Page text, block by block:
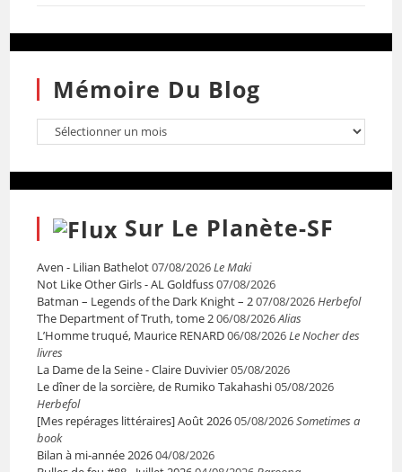
Mémoire Du Blog
Sur Le Planète-SF
Aven - Lilian Bathelot07/08/2026Le Maki
Not Like Other Girls - AL Goldfuss07/08/2026
Batman – Legends of the Dark Knight – 207/08/2026Herbefol
The Department of Truth, tome 206/08/2026Alias
L’Homme truqué, Maurice RENARD06/08/2026Le Nocher des
livres
La Dame de la Seine - Claire Duvivier05/08/2026
Le dîner de la sorcière, de Rumiko Takahashi05/08/2026
Herbefol
[Mes repérages littéraires] Août 202605/08/2026Sometimes a
book
Bilan à mi-année 202604/08/2026